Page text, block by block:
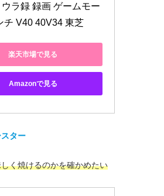
ラ録 録画 ゲームモー
チ V40 40V34 東芝
楽天市場で見る
Amazonで見る
ター
く焼けるのかを確かめたい